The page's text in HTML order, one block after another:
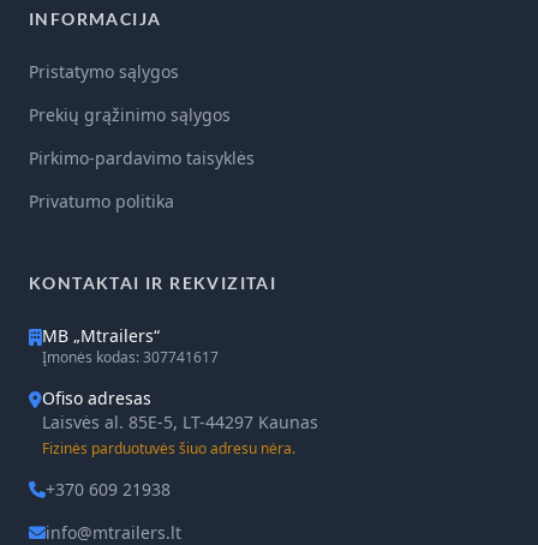
INFORMACIJA
Pristatymo sąlygos
Prekių grąžinimo sąlygos
Pirkimo-pardavimo taisyklės
Privatumo politika
KONTAKTAI IR REKVIZITAI
MB „Mtrailers“
Įmonės kodas: 307741617
Ofiso adresas
Laisvės al. 85E-5, LT-44297 Kaunas
Fizinės parduotuvės šiuo adresu nėra.
+370 609 21938
info@mtrailers.lt